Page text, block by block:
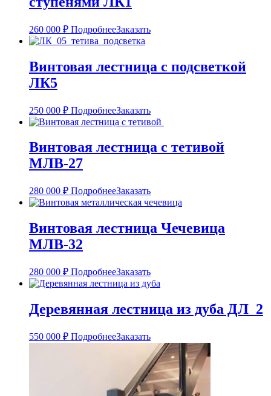
260 000 ₽ ПодробнееЗаказать
Винтовая лестница с подсветкой
ЛК5
250 000 ₽ ПодробнееЗаказать
Винтовая лестница с тетивой
МЛВ-27
280 000 ₽ ПодробнееЗаказать
Винтовая лестница Чечевица
МЛВ-32
280 000 ₽ ПодробнееЗаказать
Деревянная лестница из дуба ДЛ_2
550 000 ₽ ПодробнееЗаказать